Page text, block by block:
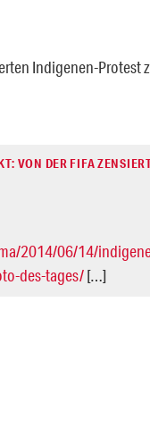
Indigenen-Protest
VON DER FIFA
2014/06/14/
des-tages/[…]